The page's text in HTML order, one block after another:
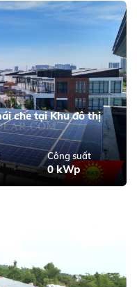
che tại Khu đô thị
Công suất
0 kWp